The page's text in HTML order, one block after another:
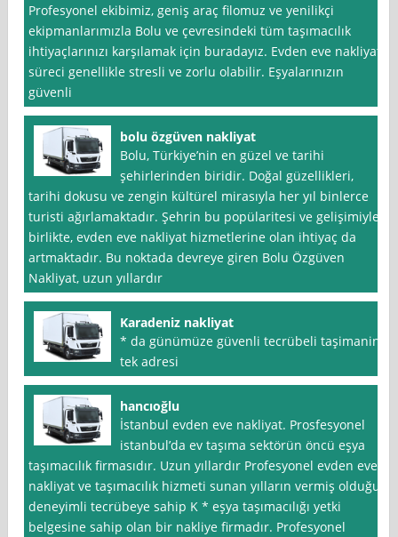
Profesyonel ekibimiz, geniş araç filomuz ve yenilikçi
ekipmanlarımızla Bolu ve çevresindeki tüm taşımacılık
ihtiyaçlarınızı karşılamak için buradayız. Evden eve nakliyat
süreci genellikle stresli ve zorlu olabilir. Eşyalarınızın
güvenli
bolu özgüven nakliyat
Bolu, Türkiye’nin en güzel ve tarihi
şehirlerinden biridir. Doğal güzellikleri,
tarihi dokusu ve zengin kültürel mirasıyla her yıl binlerce
turisti ağırlamaktadır. Şehrin bu popülaritesi ve gelişimiyle
birlikte, evden eve nakliyat hizmetlerine olan ihtiyaç da
artmaktadır. Bu noktada devreye giren Bolu Özgüven
Nakliyat, uzun yıllardır
Karadeniz nakliyat
* da günümüze güvenli tecrübeli taşimanin
tek adresi
hancıoğlu
İstanbul evden eve nakliyat. Prosfesyonel
istanbul’da ev taşıma sektörün öncü eşya
taşımacılık firmasıdır. Uzun yıllardır Profesyonel evden eve
nakliyat ve taşımacılık hizmeti sunan yılların vermiş olduğu
deneyimli tecrübeye sahip K * eşya taşımacılığı yetki
belgesine sahip olan bir nakliye firmadır. Profesyonel